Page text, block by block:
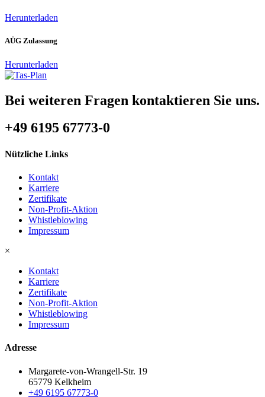
Herunterladen
AÜG Zulassung
Herunterladen
Bei weiteren Fragen kontaktieren Sie uns.
+49 6195 67773-0
Nützliche Links
Kontakt
Karriere
Zertifikate
Non-Profit-Aktion
Whistleblowing
Impressum
×
Kontakt
Karriere
Zertifikate
Non-Profit-Aktion
Whistleblowing
Impressum
Adresse
Margarete-von-Wrangell-Str. 19
65779 Kelkheim
+49 6195 67773-0